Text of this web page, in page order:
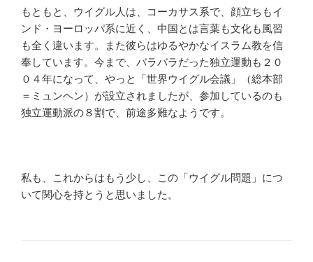
もともと、ウイグル人は、コーカサス系で、顔立ちもイ
ンド・ヨーロッパ系に近く、中国とは言葉も文化も風習
も全く違います。また彼らはゆるやかなイスラム教を信
奉しています。今まで、バラバラだった独立運動も２０
０４年になって、やっと「世界ウイグル会議」（総本部
＝ミュンヘン）が設立されましたが、参加しているのも
独立運動派の８割で、前途多難なようです。
私も、これからはもう少し、この「ウイグル問題」につ
いて関心を持とうと思いました。